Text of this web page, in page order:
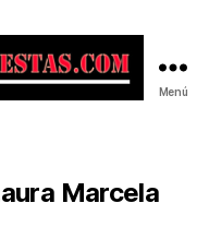
Menú
Marcela